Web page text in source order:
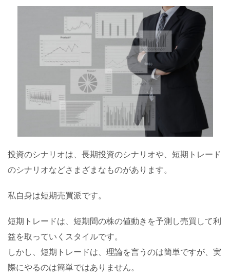
投資のシナリオは、長期投資のシナリオや、短期トレード
のシナリオなどさまざまなものがあります。
私自身は短期売買派です。
短期トレードは、短期間の株の値動きを予測し売買して利
益を取っていくスタイルです。
しかし、短期トレードは、理論を言うのは簡単ですが、実
際にやるのは簡単ではありません。